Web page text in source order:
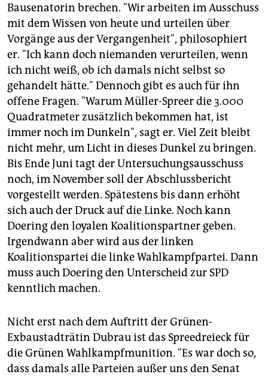
Bausenatorin brechen. "Wir arbeiten im Ausschuss
mit dem Wissen von heute und urteilen über
Vorgänge aus der Vergangenheit", philosophiert
er. "Ich kann doch niemanden verurteilen, wenn
ich nicht weiß, ob ich damals nicht selbst so
gehandelt hätte." Dennoch gibt es auch für ihn
offene Fragen. "Warum Müller-Spreer die 3.000
Quadratmeter zusätzlich bekommen hat, ist
immer noch im Dunkeln", sagt er. Viel Zeit bleibt
nicht mehr, um Licht in dieses Dunkel zu bringen.
Bis Ende Juni tagt der Untersuchungsausschuss
noch, im November soll der Abschlussbericht
vorgestellt werden. Spätestens bis dann erhöht
sich auch der Druck auf die Linke. Noch kann
Doering den loyalen Koalitionspartner geben.
Irgendwann aber wird aus der linken
Koalitionspartei die linke Wahlkampfpartei. Dann
muss auch Doering den Unterscheid zur SPD
kenntlich machen.
Nicht erst nach dem Auftritt der Grünen-
Exbaustadträtin Dubrau ist das Spreedreieck für
die Grünen Wahlkampfmunition. "Es war doch so,
dass damals alle Parteien außer uns den Senat